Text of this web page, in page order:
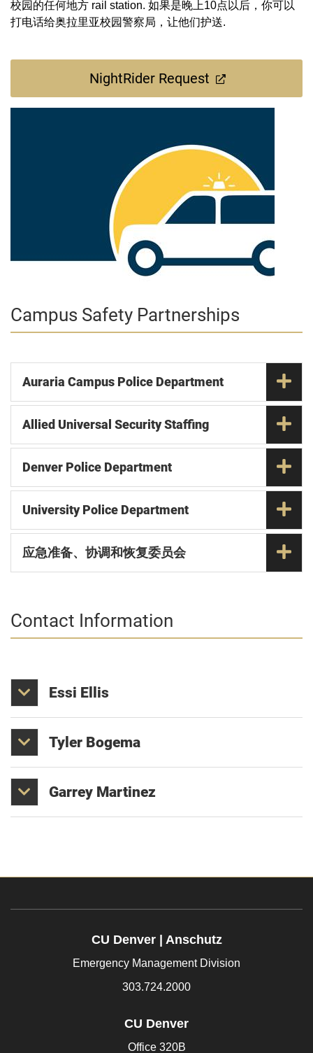
校园的任何地方 rail station. 如果是晚上10点以后，你可以
打电话给奥拉里亚校园警察局，让他们护送.
NightRider Request
Campus Safety Partnerships
Auraria Campus Police Department
Allied Universal Security Staffing
Denver Police Department
University Police Department
应急准备、协调和恢复委员会
Contact Information
Essi Ellis
Tyler Bogema
Garrey Martinez
CU Denver | Anschutz
Emergency Management Division
303.724.2000
CU Denver
Office 320B